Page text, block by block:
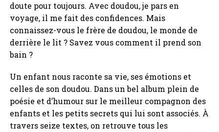
doute pour toujours. Avec doudou, je pars en
voyage, il me fait des confidences. Mais
connaissez-vous le frère de doudou, le monde de
derrière le lit ? Savez vous comment il prend son
bain ?
Un enfant nous raconte sa vie, ses émotions et
celles de son doudou. Dans un bel album plein de
poésie et d’humour sur le meilleur compagnon des
enfants et les petits secrets qui lui sont associés. À
travers seize textes, on retrouve tous les